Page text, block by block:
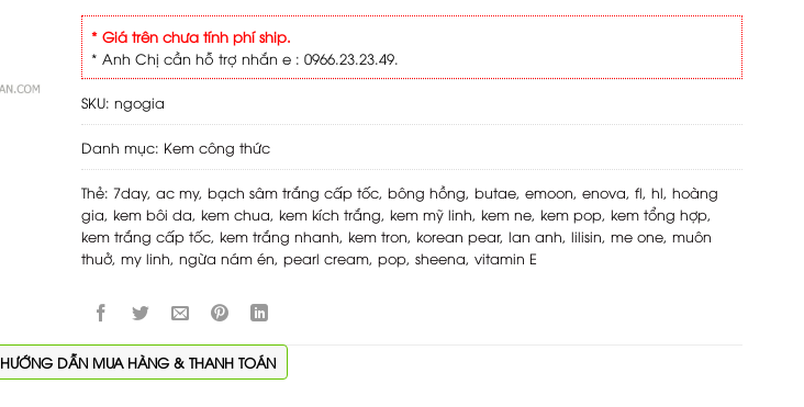
* Giá trên chưa tính phí ship.
* Anh Chị cần hỗ trợ nhắn e : 0966.23.23.49.
SKU: ngogia
Danh mục: Kem công thức
Thẻ: 7day, ac my, bạch sâm trắng cấp tốc, bông hồng, butae, emoon, enova, fl, hl, hoàng
gia, kem bôi da, kem chua, kem kích trắng, kem mỹ linh, kem ne, kem pop, kem tổng hợp,
kem trắng cấp tốc, kem trắng nhanh, kem tron, korean pear, lan anh, lilisin, me one, muôn
thuở, my linh, ngừa nám én, pearl cream, pop, sheena, vitamin E
HƯỚNG DẪN MUA HÀNG & THANH TOÁN